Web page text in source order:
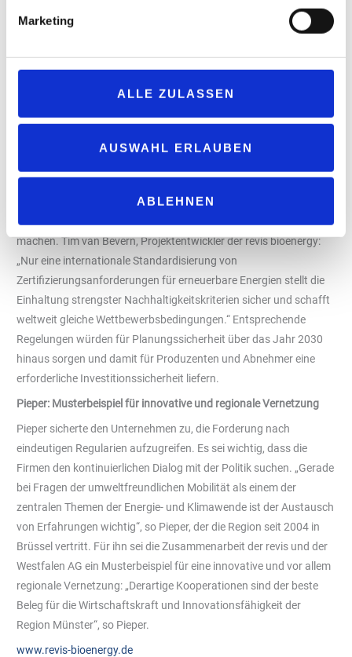
Marketing
ALLE ZULASSEN
AUSWAHL ERLAUBEN
ABLEHNEN
seitens der Unternehmen entgegen. Julian Janocha, Leiter
Gasmobilität bei der Westfalen AG: „Innovative Partner wie revis,
Kraftstoffe zu investieren, sind die Basis für die klimafreundliche
Mobilität. Allerdings: Aktuell fehlt der revis und uns ein
langfristiger Handlungsrahmen, der für strategische
Die Firmenvertreter zeigten auf, dass es notwendig ist, die
derzeitigen nationalen Normen zu verbindlichen Vorgaben auf
europäischer Ebene bis weit in das nächste Jahrzehnt zu
machen. Tim van Bevern, Projektentwickler der revis bioenergy:
„Nur eine internationale Standardisierung von
Zertifizierungsanforderungen für erneuerbare Energien stellt die
Einhaltung strengster Nachhaltigkeitskriterien sicher und schafft
weltweit gleiche Wettbewerbsbedingungen.“ Entsprechende
Regelungen würden für Planungssicherheit über das Jahr 2030
hinaus sorgen und damit für Produzenten und Abnehmer eine
erforderliche Investitionssicherheit liefern.
Pieper: Musterbeispiel für innovative und regionale Vernetzung
Pieper sicherte den Unternehmen zu, die Forderung nach
eindeutigen Regularien aufzugreifen. Es sei wichtig, dass die
Firmen den kontinuierlichen Dialog mit der Politik suchen. „Gerade
bei Fragen der umweltfreundlichen Mobilität als einem der
zentralen Themen der Energie- und Klimawende ist der Austausch
von Erfahrungen wichtig“, so Pieper, der die Region seit 2004 in
Brüssel vertritt. Für ihn sei die Zusammenarbeit der revis und der
Westfalen AG ein Musterbeispiel für eine innovative und vor allem
regionale Vernetzung: „Derartige Kooperationen sind der beste
Beleg für die Wirtschaftskraft und Innovationsfähigkeit der
Region Münster“, so Pieper.
www.revis-bioenergy.de